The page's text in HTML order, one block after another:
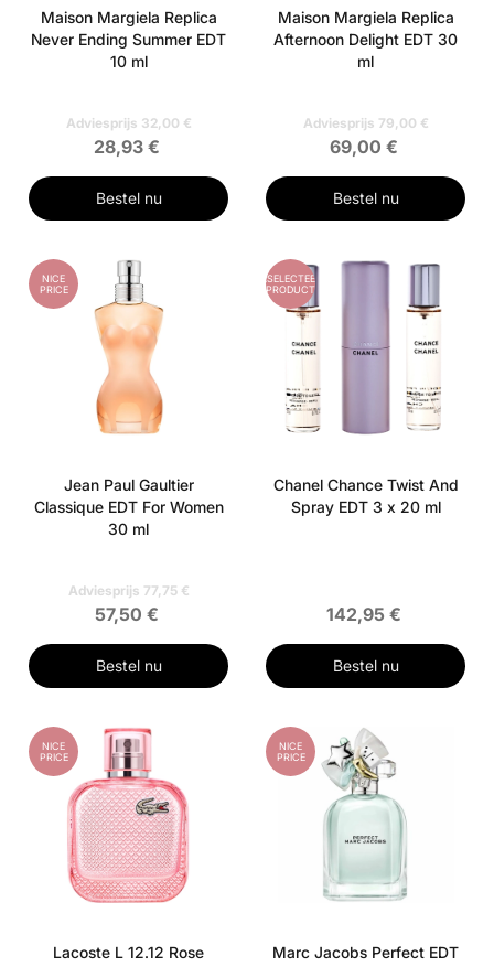
Maison Margiela Replica
Never Ending Summer EDT
10 ml
Adviesprijs 32,00 €
28,93 €
Bestel nu
Maison Margiela Replica
Afternoon Delight EDT 30
ml
Adviesprijs 79,00 €
69,00 €
Bestel nu
NICE
PRICE
Jean Paul Gaultier
Classique EDT For Women
30 ml
Adviesprijs 77,75 €
57,50 €
Bestel nu
GESELECTEERD
PRODUCT
Chanel Chance Twist And
Spray EDT 3 x 20 ml
142,95 €
Bestel nu
NICE
PRICE
Lacoste L 12.12 Rose
NICE
PRICE
Marc Jacobs Perfect EDT